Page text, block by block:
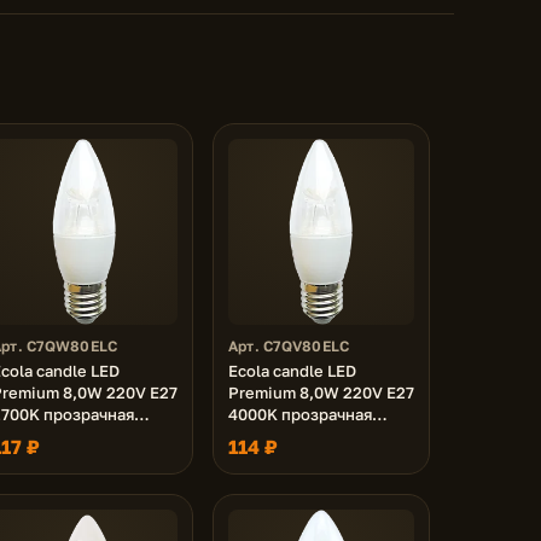
C7QW80ELC
candle LED
8,0W 220V E27
прозрачная
с линзой
105x37
₽
Арт. C7QV80ELC
Ecola candle LED
Premium 8,0W 220V E27
4000K прозрачная
свеча с линзой
(композит) 105x37
114 ₽